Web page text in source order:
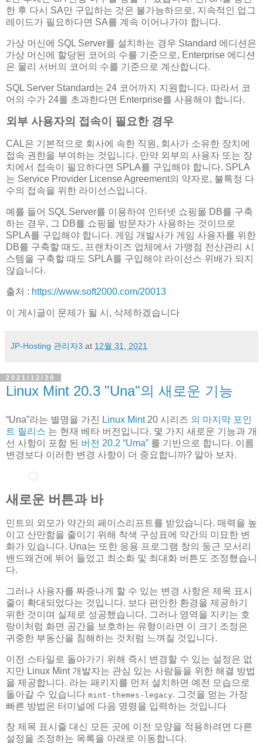
한 후 다시 SA만 구입하는 것은 불가능하므로, 지속적인 업그
레이드가 필요하다면 SA를 계속 이어나가야 합니다.
가상 머신에 SQL Server를 설치하는 경우 Standard 에디션은
가상 머신에 할당된 코어의 수를 기준으로, Enterprise 에디션
은 물리 서버의 코어의 수를 기준으로 계산합니다.
SQL Server Standard는 24 코어까지 지원합니다. 따라서 코
어의 수가 24를 초과한다면 Enterprise를 사용해야 합니다.
외부 사용자의 접속이 필요한 경우
CAL은 기본적으로 회사에 속한 직원, 회사가 소유한 장치에
접속 권한을 부여하는 것입니다. 만약 외부의 사용자 또는 장
치에서 접속이 필요하다면 SPLA를 구입해야 합니다. SPLA
는 Service Provider License Agreement의 약자로, 불특정 다
수의 접속을 위한 라이선스입니다.
예를 들어 SQL Server를 이용하여 인터넷 쇼핑몰 DB를 구축
하는 경우, 그 DB를 쇼핑몰 방문자가 사용하는 것이므로
SPLA를 구입해야 합니다. 게임 개발사가 게임 사용자를 위한
DB를 구축할 때도, 프랜차이즈 업체에서 가맹점 전산관리 시
스템을 구축할 때도 SPLA를 구입해야 라이선스 위배가 되지
않습니다.
출처 : https://www.soft2000.com/20013
이 게시글이 문제가 될 시, 삭제하겠습니다
JP-Hosting 관리자3 at 12월 31, 2021
2021/12/30
Linux Mint 20.3 "Una"의 새로운 기능
“Una”라는 별명을 가진 Linux Mint20 시리즈 의 마지막 포인
트 릴리스 는 현재 베타 버전입니다. 몇 가지 새로운 기능과 개
선 사항이 포함 된 버전 20.2 “Uma” 를 기반으로 합니다. 이름
변경보다 이러한 변경 사항이 더 중요합니까? 알아 보자.
새로운 버튼과 바
민트의 외모가 약간의 페이스리프트를 받았습니다. 매력을 높
이고 산만함을 줄이기 위해 착색 구성표에 약간의 미묘한 변
화가 있습니다. Una는 또한 응용 프로그램 창의 둥근 모서리
밴드왜건에 뛰어 들었고 최소화 및 최대화 버튼도 조정했습니
다.
그러나 사용자를 짜증나게 할 수 있는 변경 사항은 제목 표시
줄이 확대되었다는 것입니다. 보다 편안한 환경을 제공하기
위한 것이며 실제로 성공했습니다. 그러나 영역을 지키는 호
랑이처럼 화면 공간을 보호하는 유형이라면 이 크기 조정은
귀중한 부동산을 침해하는 것처럼 느껴질 것입니다.
이전 스타일로 돌아가기 위해 즉시 변경할 수 있는 설정은 없
지만 Linux Mint 개발자는 관심 있는 사람들을 위한 해결 방법
을 제공합니다. 라는 패키지를 먼저 설치하면 예전 모습으로
돌아갈 수 있습니다 mint-themes-legacy. 그것을 얻는 가장
빠른 방법은 터미널에 다음 명령을 입력하는 것입니다
창 제목 표시줄 대신 모든 곳에 이전 모양을 적용하려면 다른
설정을 조정하는 목록을 아래로 이동합니다.